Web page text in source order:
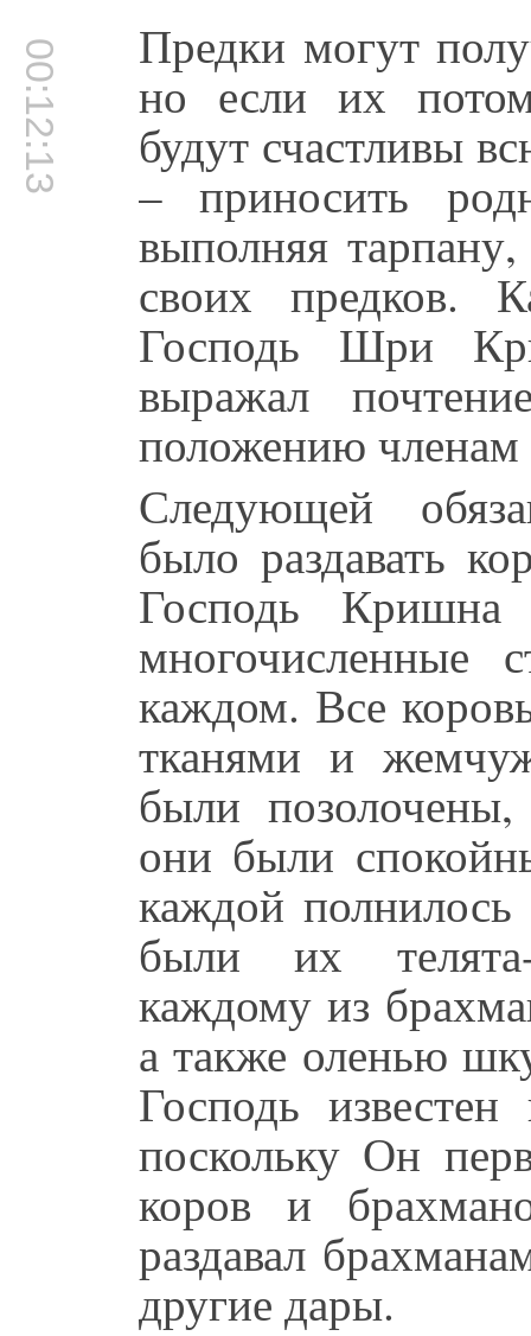
00:12:13 Предки могут
но если их
будут счастливы
– приносить
выполняя
своих предков.
Господь Шри
выражал
положению
Следующей
было раздавать
Господь
каждом. Все
тканями и
были
они были
каждой
были их
каждому из
а также оленью
Господь
поскольку Он
коров и
раздавал
другие дары.